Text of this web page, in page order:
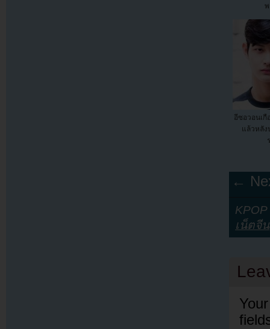
อีซอวอนเกื
แล้วหลัง
←
เน็ตจีน